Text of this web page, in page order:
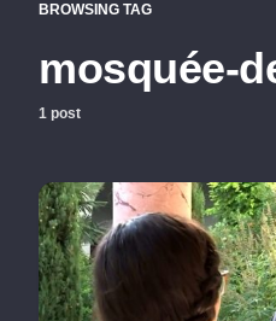
BROWSING TAG
mosquée-
1 post